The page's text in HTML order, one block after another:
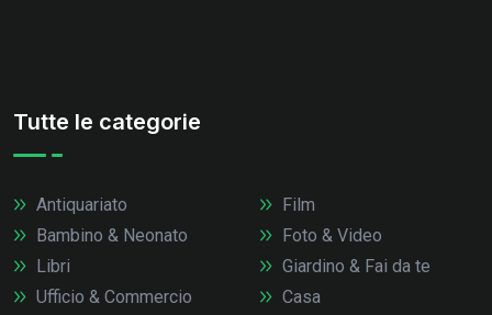
Tutte le categorie
Antiquariato
Bambino & Neonato
Libri
Ufficio & Commercio
Film
Foto & Video
Giardino & Fai da te
Casa